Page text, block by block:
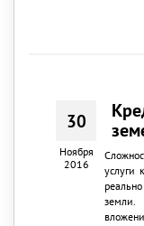
30
Ноября
2016
услуги